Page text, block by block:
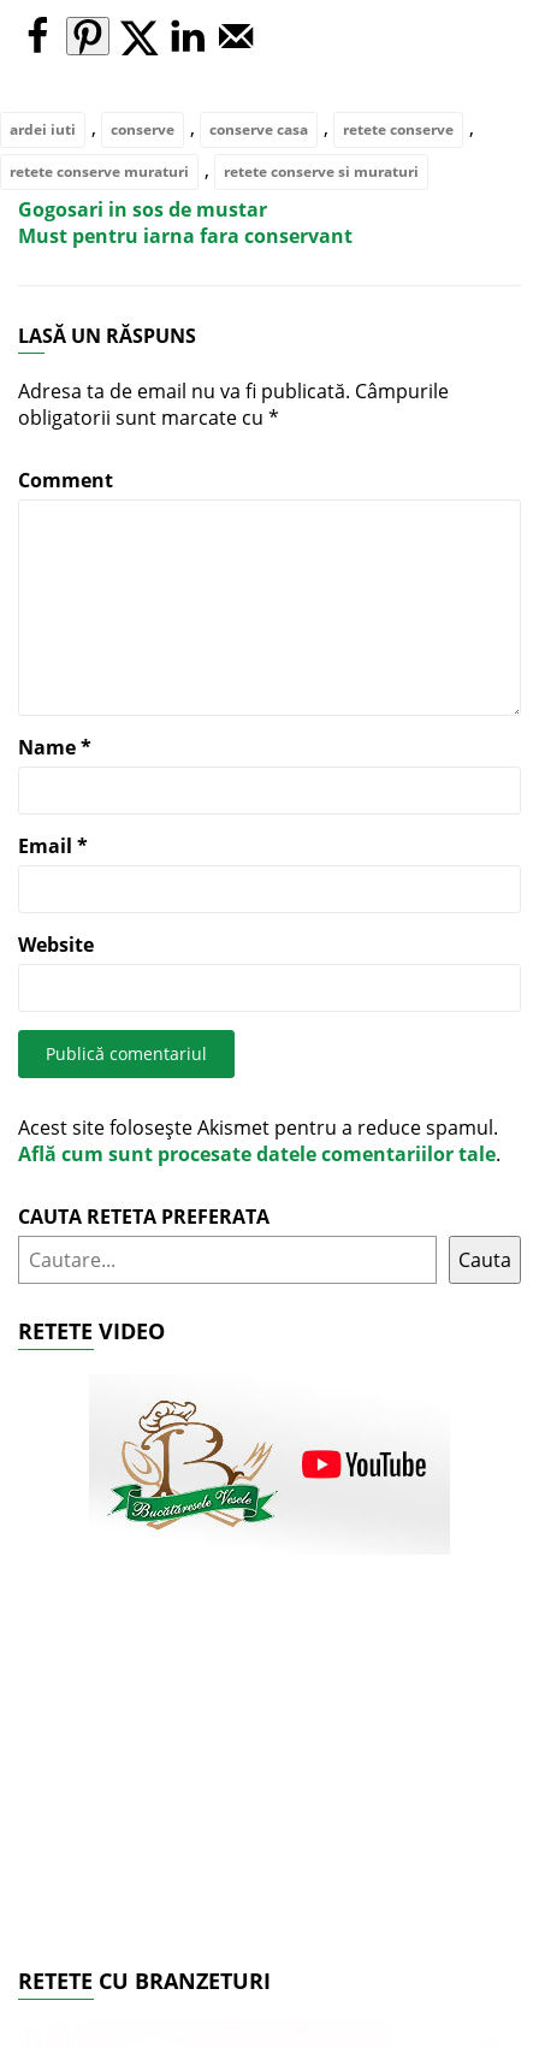
ardei iuti , conserve , conserve casa , retete conserve ,
retete conserve muraturi , retete conserve si muraturi
Gogosari in sos de mustar
Must pentru iarna fara conservant
LASĂ UN RĂSPUNS
Adresa ta de email nu va fi publicată. Câmpurile
obligatorii sunt marcate cu *
Comment
Name*
Email *
Website
Acest site folosește Akismet pentru a reduce spamul.
Află cum sunt procesate datele comentariilor tale.
CAUTA RETETA PREFERATA
Cauta
RETETE VIDEO
RETETE CU BRANZETURI